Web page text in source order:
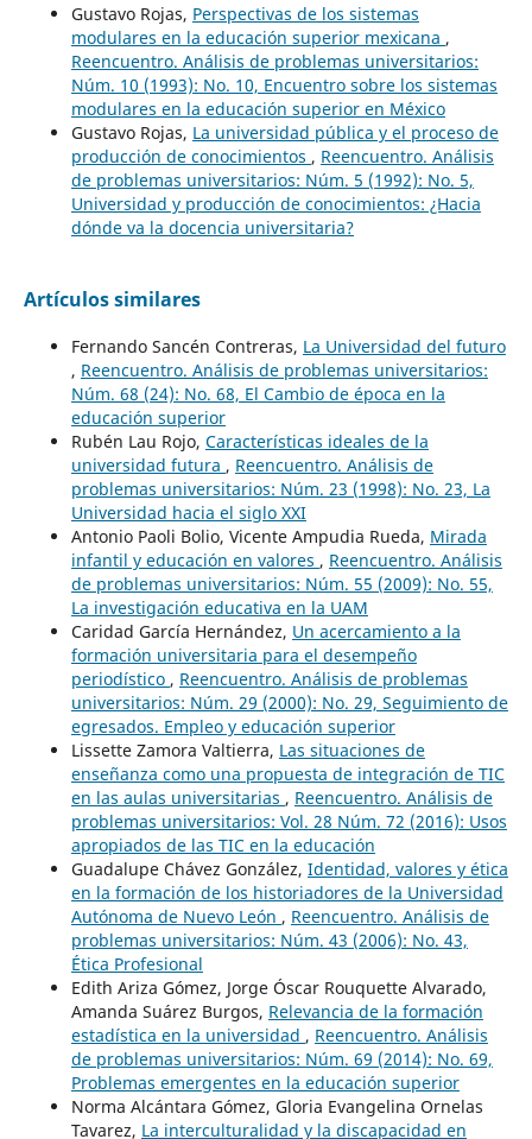
Gustavo Rojas, Perspectivas de los sistemas
modulares en la educación superior mexicana ,
Reencuentro. Análisis de problemas universitarios:
Núm. 10 (1993): No. 10, Encuentro sobre los sistemas
modulares en la educación superior en México
Gustavo Rojas, La universidad pública y el proceso de
producción de conocimientos , Reencuentro. Análisis
de problemas universitarios: Núm. 5 (1992): No. 5,
Universidad y producción de conocimientos: ¿Hacia
dónde va la docencia universitaria?
Artículos similares
Fernando Sancén Contreras, La Universidad del futuro
, Reencuentro. Análisis de problemas universitarios:
Núm. 68 (24): No. 68, El Cambio de época en la
educación superior
Rubén Lau Rojo, Características ideales de la
universidad futura , Reencuentro. Análisis de
problemas universitarios: Núm. 23 (1998): No. 23, La
Universidad hacia el siglo XXI
Antonio Paoli Bolio, Vicente Ampudia Rueda, Mirada
infantil y educación en valores , Reencuentro. Análisis
de problemas universitarios: Núm. 55 (2009): No. 55,
La investigación educativa en la UAM
Caridad García Hernández, Un acercamiento a la
formación universitaria para el desempeño
periodístico , Reencuentro. Análisis de problemas
universitarios: Núm. 29 (2000): No. 29, Seguimiento de
egresados. Empleo y educación superior
Lissette Zamora Valtierra, Las situaciones de
enseñanza como una propuesta de integración de TIC
en las aulas universitarias , Reencuentro. Análisis de
problemas universitarios: Vol. 28 Núm. 72 (2016): Usos
apropiados de las TIC en la educación
Guadalupe Chávez González, Identidad, valores y ética
en la formación de los historiadores de la Universidad
Autónoma de Nuevo León , Reencuentro. Análisis de
problemas universitarios: Núm. 43 (2006): No. 43,
Ética Profesional
Edith Ariza Gómez, Jorge Óscar Rouquette Alvarado,
Amanda Suárez Burgos, Relevancia de la formación
estadística en la universidad , Reencuentro. Análisis
de problemas universitarios: Núm. 69 (2014): No. 69,
Problemas emergentes en la educación superior
Norma Alcántara Gómez, Gloria Evangelina Ornelas
Tavarez, La interculturalidad y la discapacidad en